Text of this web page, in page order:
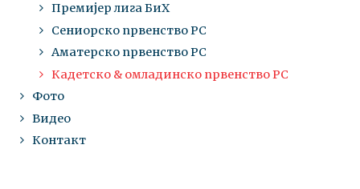
Премијер лига БиХ
Сениорско првенство РС
Аматерско првенство РС
Кадетско & омладинско првенство РС
Фото
Видео
Контакт